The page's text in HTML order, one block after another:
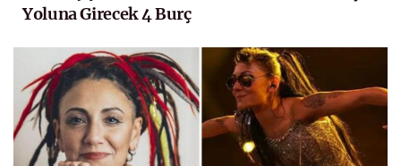
Yoluna Girecek 4 Burç